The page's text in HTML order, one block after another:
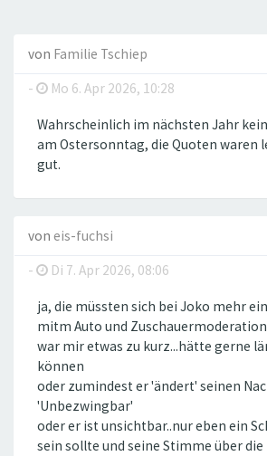
von Familie Tschiep
-
Mo 6. Apr 2026, 10:28
Wahrscheinlich im nächsten Jahr
am Ostersonntag, die Quoten waren
gut.
von eis-fuchsi
-
Di 7. Apr 2026, 08:06
ja, die müssten sich bei Joko mehr
mitm Auto und
war mir etwas zu kurz...hätte gerne
können
oder zumindest er 'ändert' seinen
'Unbezwingbar'
oder er ist unsichtbar..nur eben ein
sein sollte und seine Stimme über die